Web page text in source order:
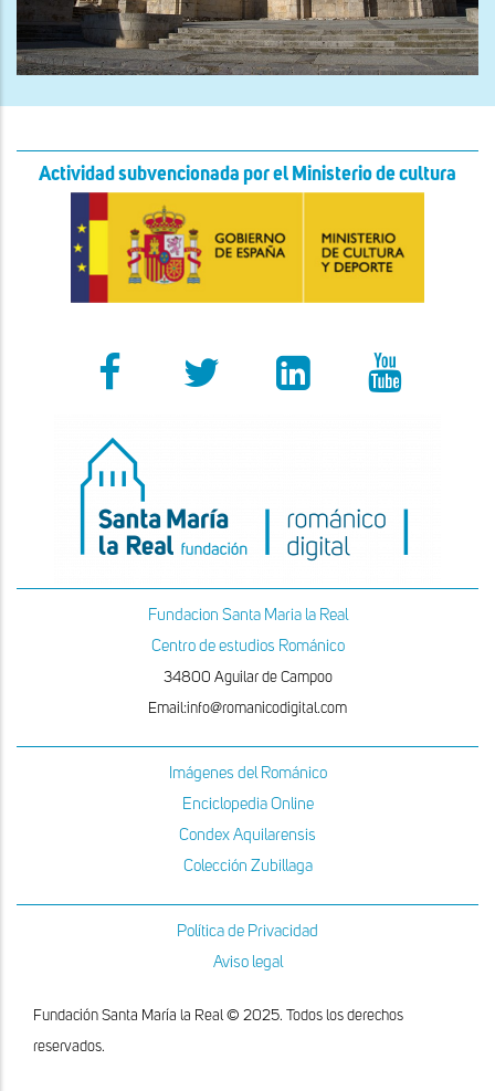
Actividad subvencionada por el Ministerio de cultura
Fundacion Santa Maria la Real
Centro de estudios Románico
34800 Aguilar de Campoo
Email:info@romanicodigital.com
Imágenes del Románico
Enciclopedia Online
Condex Aquilarensis
Colección Zubillaga
Política de Privacidad
Aviso legal
Fundación Santa María la Real © 2025. Todos los derechos
reservados.